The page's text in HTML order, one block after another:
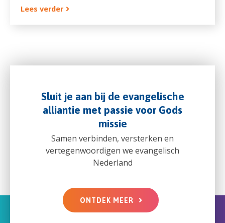
Lees verder
Sluit je aan bij de evangelische
alliantie met passie voor Gods
missie
Samen verbinden, versterken en
vertegenwoordigen we evangelisch
Nederland
ONTDEK MEER